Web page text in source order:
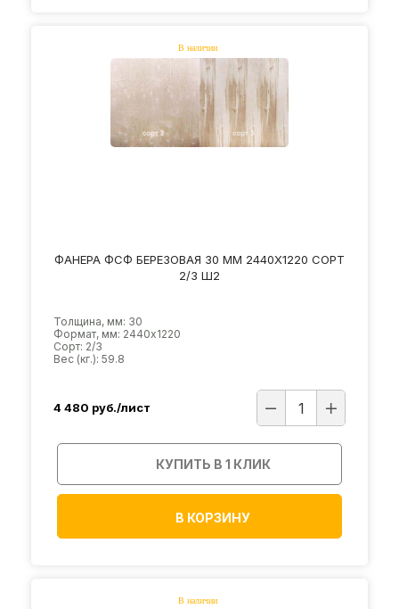
ФАНЕРА ФСФ БЕРЕЗОВАЯ 30 ММ 2440Х1220 СОРТ
2/3 Ш2
Толщина, мм: 30
Формат, мм: 2440х1220
Сорт: 2/3
Вес (кг.): 59.8
4 480 руб./лист
КУПИТЬ В 1 КЛИК
В КОРЗИНУ